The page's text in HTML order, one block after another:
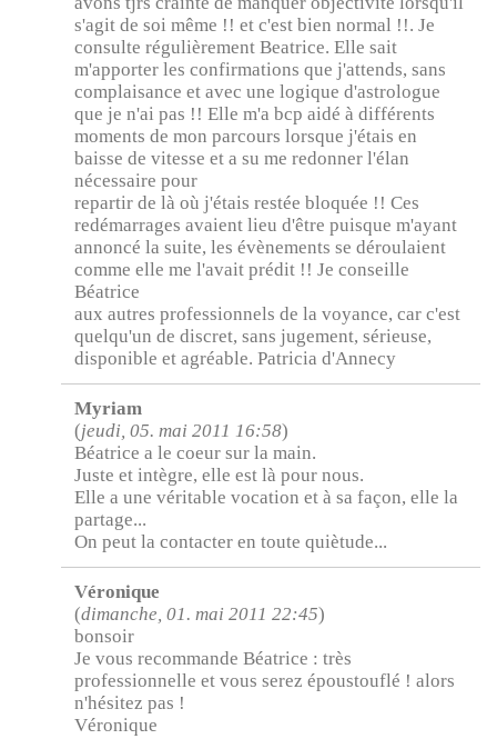
s'agit de soi même !! et c'est bien normal !!. Je
consulte régulièrement Beatrice. Elle sait
m'apporter les confirmations que j'attends, sans
complaisance et avec une logique d'astrologue
que je n'ai pas !! Elle m'a bcp aidé à différents
moments de mon parcours lorsque j'étais en
baisse de vitesse et a su me redonner l'élan
nécessaire pour
repartir de là où j'étais restée bloquée !! Ces
redémarrages avaient lieu d'être puisque m'ayant
annoncé la suite, les évènements se déroulaient
comme elle me l'avait prédit !! Je conseille
Béatrice
aux autres professionnels de la voyance, car c'est
quelqu'un de discret, sans jugement, sérieuse,
disponible et agréable. Patricia d'Annecy
Myriam
(jeudi, 05. mai 2011 16:58)
Béatrice a le coeur sur la main.
Juste et intègre, elle est là pour nous.
Elle a une véritable vocation et à sa façon, elle la
partage...
On peut la contacter en toute quiètude...
Véronique
(dimanche, 01. mai 2011 22:45)
bonsoir
Je vous recommande Béatrice : très
professionnelle et vous serez époustouflé ! alors
n'hésitez pas !
Véronique